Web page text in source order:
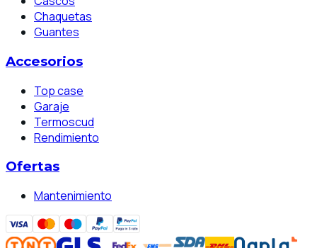
Chaquetas
Guantes
Accesorios
Top case
Garaje
Termoscud
Rendimiento
Ofertas
Mantenimiento